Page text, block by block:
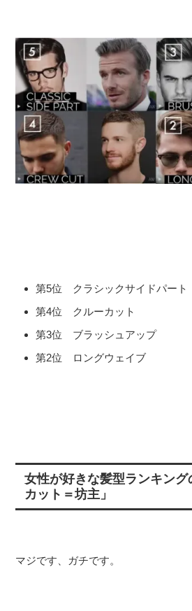
第5位 クラシックサイドパート
第4位 クルーカット
第3位 ブラッシュアップ
第2位 ロングウェイブ
女性が好きな髪型ランキン
カット＝坊主」
マジです、ガチです。